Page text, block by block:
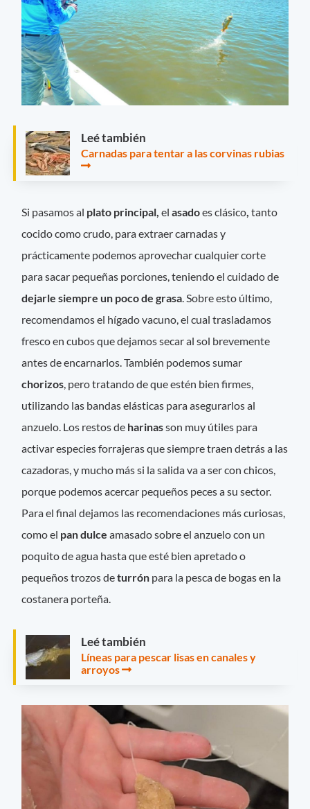
Leé también
Carnadas para tentar a las corvinas rubias
Si pasamos al plato principal, elasadoes clásico, tanto
cocido como crudo, para extraer carnadas y
prácticamente podemos aprovechar cualquier corte
para sacar pequeñas porciones, teniendo el cuidado de
dejarle siempre un poco de grasa. Sobre esto último,
recomendamos el hígado vacuno, el cual trasladamos
fresco en cubos que dejamos secar al sol brevemente
antes de encarnarlos. También podemos sumar
chorizos, pero tratando de que estén bien firmes,
utilizando las bandas elásticas para asegurarlos al
anzuelo. Los restos de harinasson muy útiles para
activar especies forrajeras que siempre traen detrás a las
cazadoras, y mucho más si la salida va a ser con chicos,
porque podemos acercar pequeños peces a su sector.
Para el final dejamos las recomendaciones más curiosas,
como el pan dulce amasado sobre el anzuelo con un
poquito de agua hasta que esté bien apretado o
pequeños trozos deturrón para la pesca de bogas en la
costanera porteña.
Leé también
Líneas para pescar lisas en canales y
arroyos